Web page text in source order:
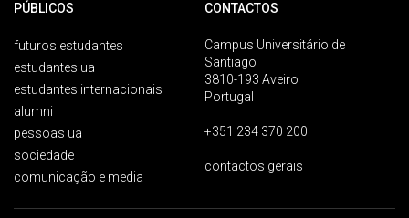
PÚBLICOS
futuros estudantes
estudantes ua
estudantes internacionais
alumni
pessoas ua
sociedade
comunicação e media
CONTACTOS
Campus Universitário de
Santiago
3810-193 Aveiro
Portugal
+351 234 370 200
contactos gerais